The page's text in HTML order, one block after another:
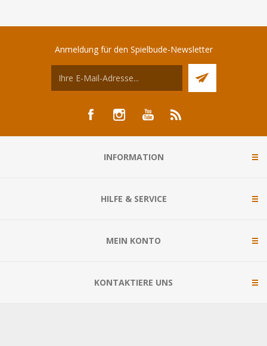
Anmeldung für den Spielbude-Newsletter
INFORMATION
HILFE & SERVICE
MEIN KONTO
KONTAKTIERE UNS